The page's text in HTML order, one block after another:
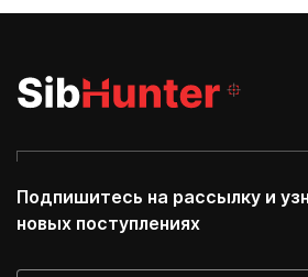
Подпишитесь на рассылку и
новых поступлениях